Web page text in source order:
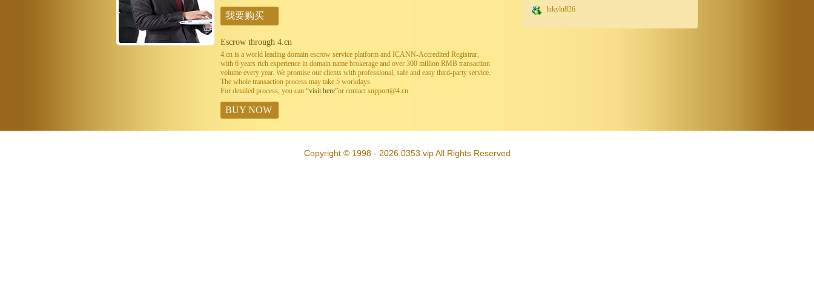
我要购买
Escrow through 4.cn
4.cn is a world leading domain escrow service platform and ICANN-Accredited Registrar,
with 6 years rich experience in domain name brokerage and over 300 million RMB transaction
volume every year. We promise our clients with professional, safe and easy third-party service.
The whole transaction process may take 5 workdays.
For detailed process, you can “visit here”or contact support@4.cn.
BUY NOW
lukylu826
Copyright © 1998 - 2026 0353.vip All Rights Reserved